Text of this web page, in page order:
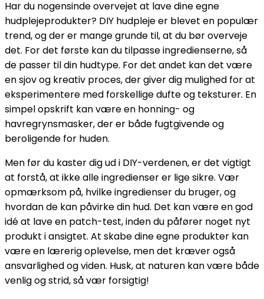
Har du nogensinde overvejet at lave dine egne
hudplejeprodukter? DIY hudpleje er blevet en populær
trend, og der er mange grunde til, at du bør overveje
det. For det første kan du tilpasse ingredienserne, så
de passer til din hudtype. For det andet kan det være
en sjov og kreativ proces, der giver dig mulighed for at
eksperimentere med forskellige dufte og teksturer. En
simpel opskrift kan være en honning- og
havregrynsmasker, der er både fugtgivende og
beroligende for huden.
Men før du kaster dig ud i DIY-verdenen, er det vigtigt
at forstå, at ikke alle ingredienser er lige sikre. Vær
opmærksom på, hvilke ingredienser du bruger, og
hvordan de kan påvirke din hud. Det kan være en god
idé at lave en patch-test, inden du påfører noget nyt
produkt i ansigtet. At skabe dine egne produkter kan
være en lærerig oplevelse, men det kræver også
ansvarlighed og viden. Husk, at naturen kan være både
venlig og strid, så vær forsigtig!